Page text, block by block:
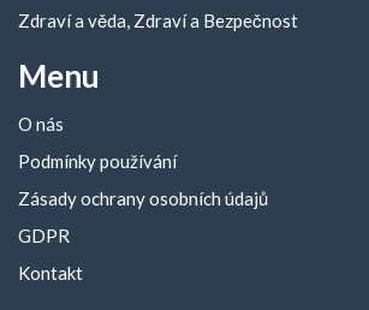
Zdraví a věda, Zdraví a Bezpečnost
Menu
O nás
Podmínky používání
Zásady ochrany osobních údajů
GDPR
Kontakt